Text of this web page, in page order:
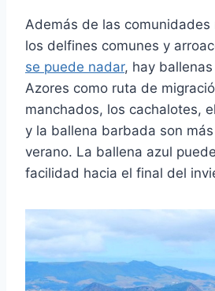
Además de las
los delfines comunes y
se puede nadar, hay
Azores como ruta de
manchados, los cachalotes,
y la ballena barbada son
verano. La ballena azul
facilidad hacia el final del